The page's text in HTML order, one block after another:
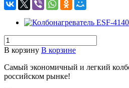
В корзину В корзине
Самый экономичный и легкий
российском рынке!